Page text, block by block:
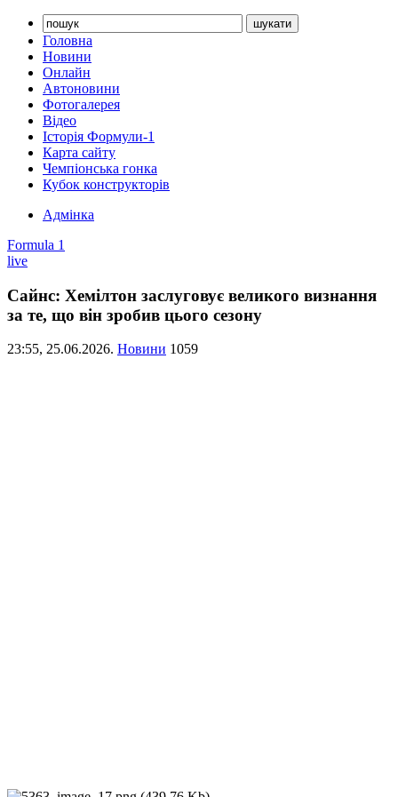
Головна
Новини
Онлайн
Автоновини
Фотогалерея
Відео
Історія Формули-1
Карта сайту
Чемпіонська гонка
Кубок конструкторів
Адмінка
Formula 1
live
Сайнс: Хемілтон заслуговує великого визнання
за те, що він зробив цього сезону
23:55, 25.06.2026. Новини 1059